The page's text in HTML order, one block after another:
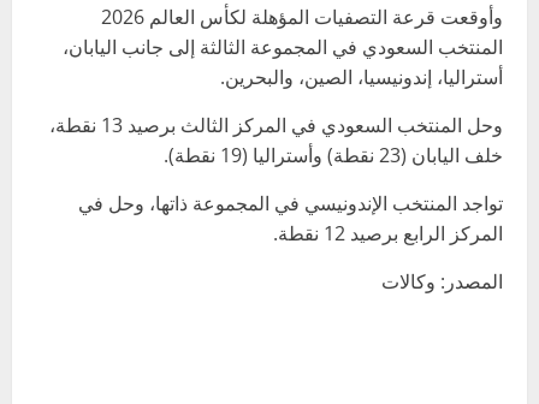
وأوقعت قرعة التصفيات المؤهلة لكأس العالم 2026
المنتخب السعودي في المجموعة الثالثة إلى جانب اليابان،
أستراليا، إندونيسيا، الصين، والبحرين.
وحل المنتخب السعودي في المركز الثالث برصيد 13 نقطة،
خلف اليابان (23 نقطة) وأستراليا (19 نقطة).
تواجد المنتخب الإندونيسي في المجموعة ذاتها، وحل في
المركز الرابع برصيد 12 نقطة.
المصدر: وكالات